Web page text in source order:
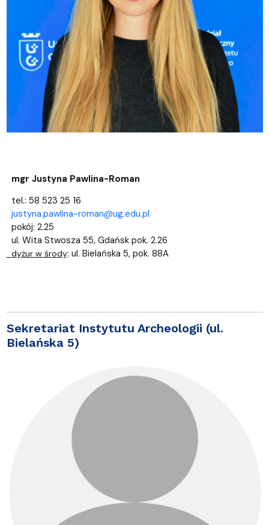
mgr Justyna Pawlina-Roman
tel.: 58 523 25 16
justyna.pawlina-roman@ug.edu.pl
pokój: 2.25
ul. Wita Stwosza 55, Gdańsk pok. 2.26
dyżur w środy: ul. Bielańska 5, pok. 88A
Sekretariat Instytutu Archeologii (ul.
Bielańska 5)